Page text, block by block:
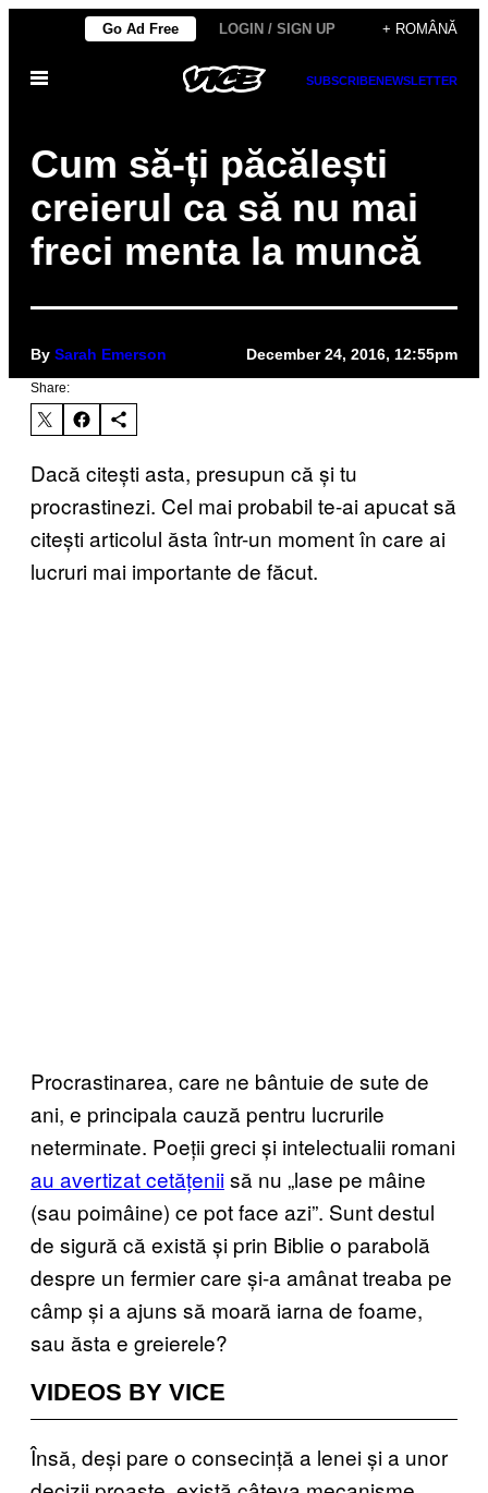
content
Go Ad Free LOGIN / SIGN UP + ROMÂNĂ
Open
SUBSCRIBENEWSLETTER
Cum să-ți păcălești
creierul ca să nu mai
freci menta la muncă
By Sarah Emerson December 24, 2016, 12:55pm
Share:
Dacă citești asta, presupun că și tu
procrastinezi. Cel mai probabil te-ai apucat să
citești articolul ăsta într-un moment în care ai
lucruri mai importante de făcut.
Procrastinarea, care ne bântuie de sute de
ani, e principala cauză pentru lucrurile
neterminate. Poeții greci și intelectualii romani
au avertizat cetățeniisă nu „lase pe mâine
(sau poimâine) ce pot face azi”. Sunt destul
de sigură că există și prin Biblie o parabolă
despre un fermier care și-a amânat treaba pe
câmp și a ajuns să moară iarna de foame,
sau ăsta e greierele?
VIDEOS BY VICE
Însă, deși pare o consecință a lenei și a unor